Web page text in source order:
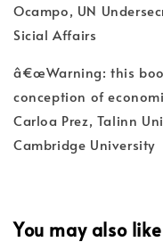
Ocampo, UN
Sicial Affairs
â€œWarning: this
conception of
Carloa Prez, Talinn
Cambridge University
You may also like